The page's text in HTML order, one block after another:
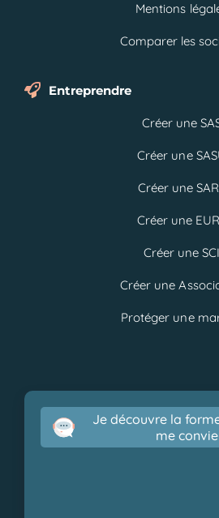
Mentions
Comparer les
Entreprendre
Créer une
Créer une
Créer une
Créer une
Créer une SCI
Créer une
Protéger une
Je découvre la
me